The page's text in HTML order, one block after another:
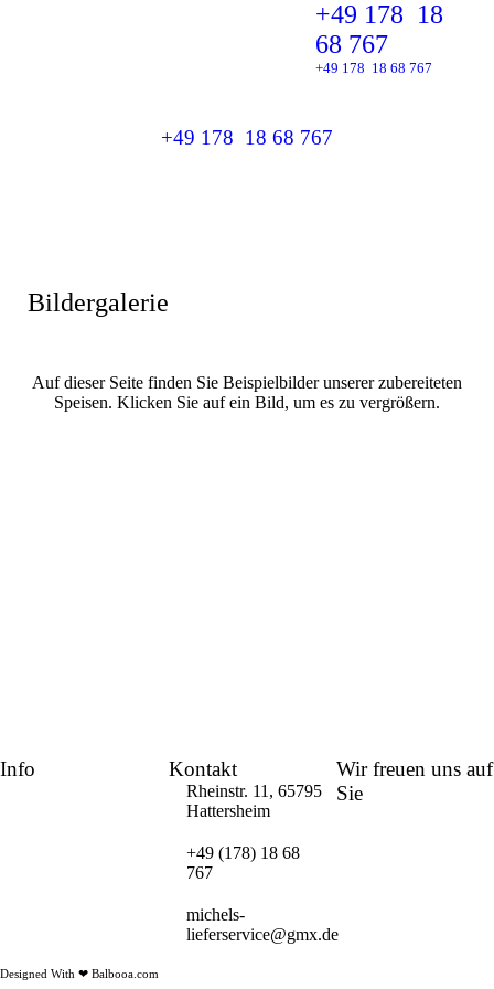
+49 178 18
68 767
+49 178 18 68 767
+49 178 18 68 767
Bildergalerie
Auf dieser Seite finden Sie Beispielbilder unserer zubereiteten
Speisen. Klicken Sie auf ein Bild, um es zu vergrößern.
Info Kontakt
Rheinstr. 11, 65795
Hattersheim
+49 (178) 18 68
767
michels-
lieferservice@gmx.de
Wir freuen uns auf
Sie
Designed With ❤ Balbooa.com